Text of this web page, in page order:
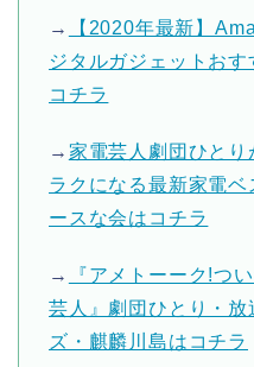
→
【2020年最新】
ジタルガジェットお
コチラ
→ 家電芸人劇団ひと
ラクになる最新家電ベ
ースな会はコチラ
→
『アメトーーク!つ
芸人』劇団ひとり・
ズ・麒麟川島はコチラ